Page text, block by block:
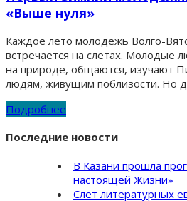
«Выше нуля»
Каждое лето молодежь Волго-
встречается на слетах. Молодые
на природе, общаются, изучают
людям, живущим поблизости. Но
Подробнее
Последние новости
В Казани прошла
настоящей Жизни»
Слет литературных